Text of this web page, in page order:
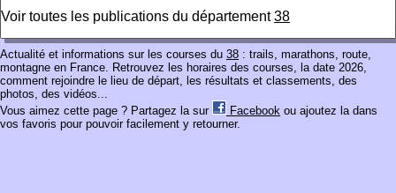
Voir toutes les publications du département38
Actualité et informations sur les courses du 38 : trails, marathons, route,
montagne en France. Retrouvez les horaires des courses, la date 2026,
comment rejoindre le lieu de départ, les résultats et classements, des
photos, des vidéos...
Vous aimez cette page ? Partagez la sur
Facebook ou ajoutez la dans
vos favoris pour pouvoir facilement y retourner.